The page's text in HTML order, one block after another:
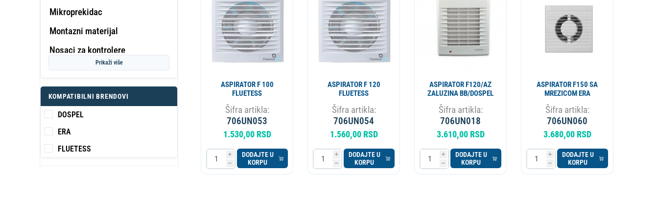
KALORIFER
MIKROTALASNA
PECNICA
PLINSKI UREDJAJ KOTAO
PROFESIONALNI
SOKOVNIK
KUCNI LEDOMAT MLIN ZA KAFU APARAT ZA PIVO
Mikroprekidac
Montazni materijal
Nosaci za kontrolere
Oprema za servisere
Osigurac
Pano kutije
Potrosni
Prekidac
Prikaži više
KOMPATIBILNI BRENDOVI
DOSPEL
ERA
FLUETESS
ASPIRATOR F 100
FLUETESS
Šifra artikla:
706UN053
1.530,00 RSD
i
h
DODAJTE U
KORPU
ASPIRATOR F 120
FLUETESS
Šifra artikla:
706UN054
1.560,00 RSD
i
h
DODAJTE U
KORPU
ASPIRATOR F120/AZ
ZALUZINA BB/DOSPEL
Šifra artikla:
706UN018
3.610,00 RSD
i
h
DODAJTE U
KORPU
ASPIRATOR F150 SA
MREZICOM ERA
Šifra artikla:
706UN060
3.680,00 RSD
i
h
DODAJTE U
KORPU